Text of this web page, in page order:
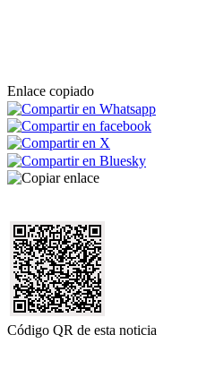
Enlace copiado
Código QR de esta noticia